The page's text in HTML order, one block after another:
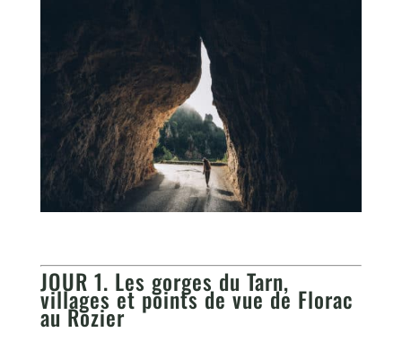
JOUR 1. Les gorges du Tarn,
villages et points de vue de Florac
au Rozier